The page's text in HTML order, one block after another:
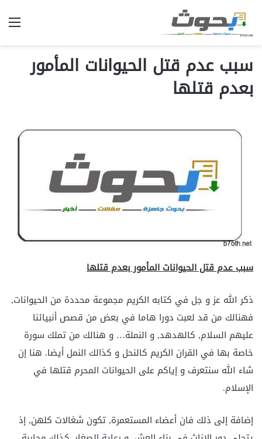
سبب عدم قتل الحيوانات المأمور
بعدم قتلها
سبب عدم قتل الحيوانات المأمور بعدم قتلها
ذكر الله عز و جل في كتابه الكريم مجموعة محددة من الحيوانات,
فهنالك من قد لعبت دورا هاما في بعض من قصص أنبيائنا
عليهم السلام, كالهدهد, و النملة… و هنالك من تملك سورة
خاصة بها في القران الكريم كالنحل و كذالك النمل أيضا. هنا إن
شاء الله سنتعرف و إياكم على الحيوانات المحرم قتلها في
الإسلام.
إضافة إلى ذلك فان أعضاء المستعمرة, تكون شغالات كلهن, إذ